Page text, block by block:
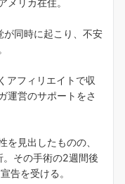
メリカ在住。
が同時に起こり、不安
アフィリエイトで収
運営のサポートをさ
を見出したものの、
その手術の2週間後
告を受ける。